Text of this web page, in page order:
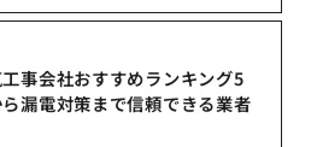
事会社おすすめランキング5
漏電対策まで信頼できる業者